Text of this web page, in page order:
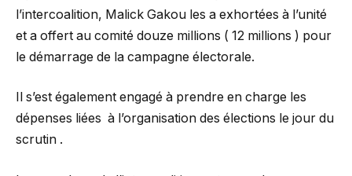
l’intercoalition, Malick Gakou les a exhortées à l’unité
et a offert au comité douze millions ( 12 millions ) pour
le démarrage de la campagne électorale.
Il s’est également engagé à prendre en charge les
dépenses liées à l’organisation des élections le jour du
scrutin .